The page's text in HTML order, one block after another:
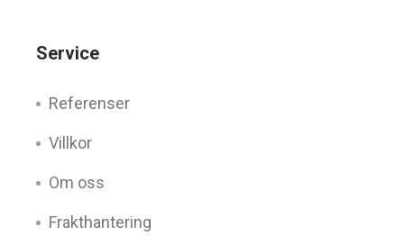
Service
Referenser
Villkor
Om oss
Frakthantering